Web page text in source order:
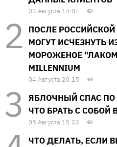
03 Августа 14:04
ПОСЛЕ
МОГУТ ИСЧЕЗНУТЬ
МОРОЖЕНОЕ
MILLENNIUM
04 Августа 20:15
ЯБЛОЧНЫЙ СПАС
ЧТО БРАТЬ С СОБОЙ
05 Августа 15:33
ЧТО ДЕЛАТЬ, ЕСЛИ